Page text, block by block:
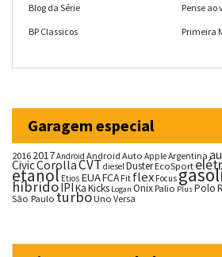
Blog da Série
BP Classicos
Pense ao
Primeira
Garagem especial
20162017Android Android Auto AppleArgentina
CivicCorollaCVTdieselDusterEcoSport
etanol Etios EUAFCA Fit flex Focus
híbridoIPIKaKicks Logan OnixPalio PlusPolo
São Paulo turboUno Versa